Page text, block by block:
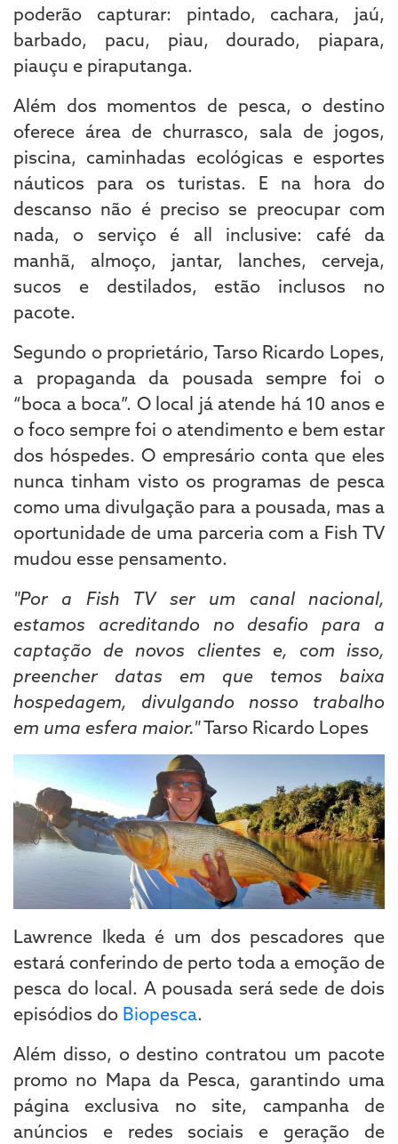
poderão capturar: pintado, cachara, jaú,
barbado, pacu, piau, dourado, piapara,
piauçu e piraputanga.
Além dos momentos de pesca, o destino
oferece área de churrasco, sala de jogos,
piscina, caminhadas ecológicas e esportes
náuticos para os turistas. E na hora do
descanso não é preciso se preocupar com
nada, o serviço é all inclusive: café da
manhã, almoço, jantar, lanches, cerveja,
sucos e destilados, estão inclusos no
pacote.
Segundo o proprietário, Tarso Ricardo Lopes,
a propaganda da pousada sempre foi o
“boca a boca”. O local já atende há 10 anos e
o foco sempre foi o atendimento e bem estar
dos hóspedes. O empresário conta que eles
nunca tinham visto os programas de pesca
como uma divulgação para a pousada, mas a
oportunidade de uma parceria com a Fish TV
mudou esse pensamento.
"Por a Fish TV ser um canal nacional,
estamos acreditando no desafio para a
captação de novos clientes e, com isso,
preencher datas em que temos baixa
hospedagem, divulgando nosso trabalho
em uma esfera maior."Tarso Ricardo Lopes
Lawrence Ikeda é um dos pescadores que
estará conferindo de perto toda a emoção de
pesca do local. A pousada será sede de dois
episódios do Biopesca.
Além disso, o destino contratou um pacote
promo no Mapa da Pesca, garantindo uma
página exclusiva no site, campanha de
anúncios e redes sociais e geração de